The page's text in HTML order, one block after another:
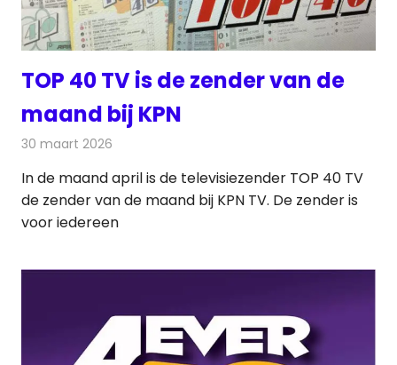
TOP 40 TV is de zender van de
maand bij KPN
30 maart 2026
In de maand april is de televisiezender TOP 40 TV
de zender van de maand bij KPN TV. De zender is
voor iedereen